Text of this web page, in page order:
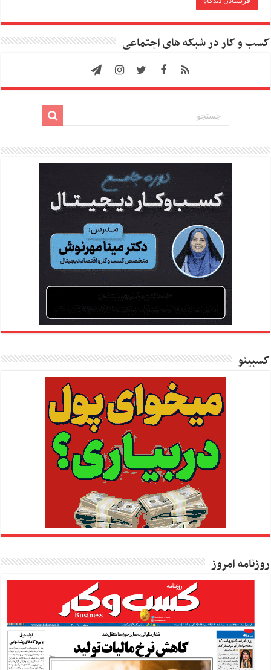
کسب و کار در شبکه های اجتماعی
کسبینو
روزنامه امروز